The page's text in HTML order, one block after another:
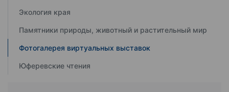
Экология края
Памятники природы, животный и растительный мир
Фотогалерея виртуальных выставок
Юферевские чтения